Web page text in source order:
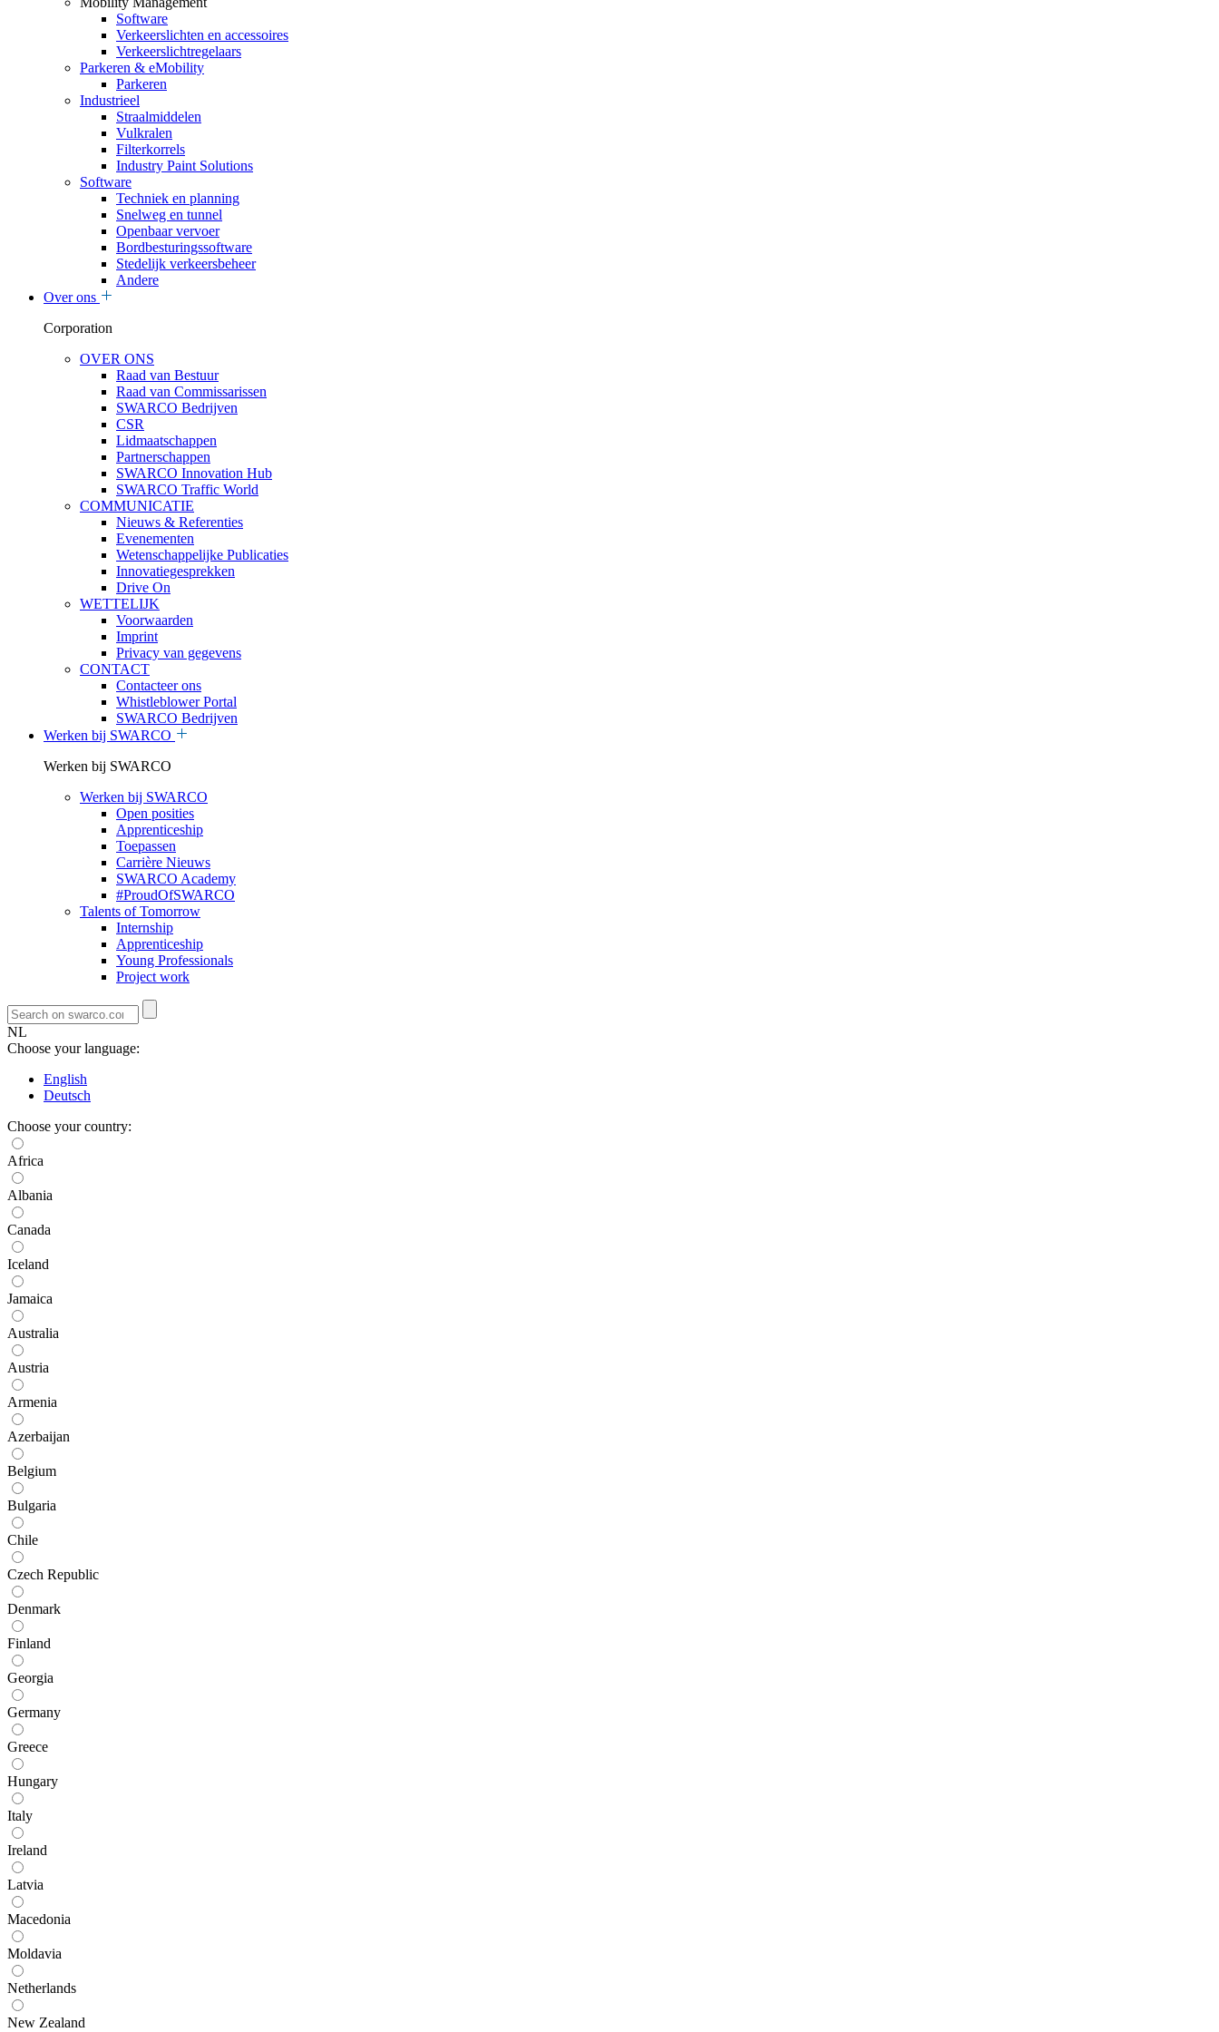
Software
Verkeerslichten en accessoires
Verkeerslichtregelaars
Parkeren & eMobility
Parkeren
Industrieel
Straalmiddelen
Vulkralen
Filterkorrels
Industry Paint Solutions
Software
Techniek en planning
Snelweg en tunnel
Openbaar vervoer
Bordbesturingssoftware
Stedelijk verkeersbeheer
Andere
Over ons
Corporation
OVER ONS
Raad van Bestuur
Raad van Commissarissen
SWARCO Bedrijven
CSR
Lidmaatschappen
Partnerschappen
SWARCO Innovation Hub
SWARCO Traffic World
COMMUNICATIE
Nieuws & Referenties
Evenementen
Wetenschappelijke Publicaties
Innovatiegesprekken
Drive On
WETTELIJK
Voorwaarden
Imprint
Privacy van gegevens
CONTACT
Contacteer ons
Whistleblower Portal
SWARCO Bedrijven
Werken bij SWARCO
Werken bij SWARCO
Werken bij SWARCO
Open posities
Apprenticeship
Toepassen
Carrière Nieuws
SWARCO Academy
#ProudOfSWARCO
Talents of Tomorrow
Internship
Apprenticeship
Young Professionals
Project work
NL
Choose your language:
English
Deutsch
Choose your country:
Africa
Albania
Canada
Iceland
Jamaica
Australia
Austria
Armenia
Azerbaijan
Belgium
Bulgaria
Chile
Czech Republic
Denmark
Finland
Georgia
Germany
Greece
Hungary
Italy
Ireland
Latvia
Macedonia
Moldavia
Netherlands
New Zealand